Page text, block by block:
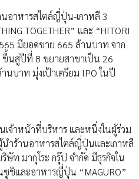
นอาหารสไตล์ญี่ปุ่น-เกาหลี 3
TOGETHER” และ “HITORI
มียอดขาย 665 ล้านบาท จาก
นสู่ปีที่ 8 ขยายสาขาเป็น 26
นบาท มุ่งเป้าเตรียม IPO ในปี
จ้าหน้าที่บริหาร และหนึ่งในผู้ร่วม
นำร้านอาหารสไตล์ญี่ปุ่นและเกาหลี
ษัท มากุโระ กรุ๊ป จำกัด มีธุรกิจใน
ซูชิและอาหารญี่ปุ่น “MAGURO”